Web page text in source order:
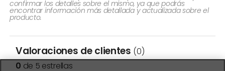
confirmar los detalles sobre el mismo, ya que podrás
encontrar información más detallada y actualizada sobre el
producto.
Valoraciones de clientes (0)
0 de 5 estrellas